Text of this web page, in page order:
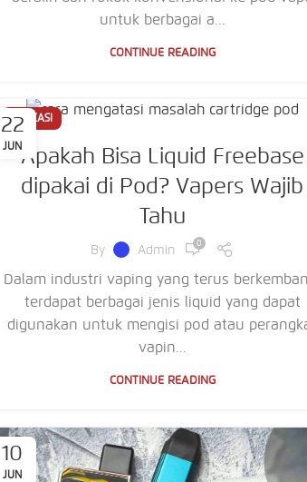
untuk berbagai a...
CONTINUE READING
22
JUN
EDUKASI
Apakah Bisa Liquid Freebase
dipakai di Pod? Vapers Wajib
Tahu
By Admin 0
Dalam industri vaping yang terus
terdapat berbagai jenis liquid yang dapat
digunakan untuk mengisi pod atau
vapin...
CONTINUE READING
10
JUN